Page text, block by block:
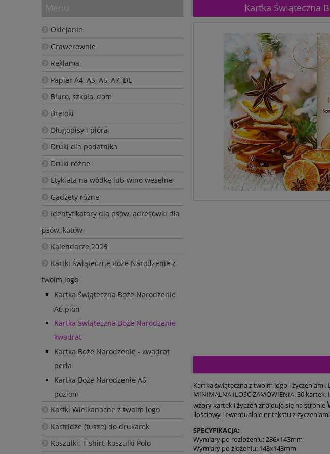
Menu
Oklejanie
Grawerownie
Reklama
Papier A4, A5, A6, A7, DL
Biuro, szkoła, dom
Breloki
Długopisy i pióra
Druki dla podatnika
Druki różne
Etykieta na wódkę lub wino weselne
Gadżety różne
Identyfikatory dla psów, adresówki dla
psów, kotów
Kalendarze 2026
Kartki Świąteczne Boże Narodzenie z
twoim logo
Kartka Świąteczna Boże Narodzenie
A6 pion
Kartka Świąteczna Boże Narodzenie
kwadrat
Kartka Boże Narodzenie - kwadrat
perła
Kartka Boże Narodzenie A6
poziom
Kartki Wielkanocne z twoim logo
Kartridże (tusze) do drukarek
Koszulki, T-shirt, koszulki Polo
Kartka Świąteczna
Kartka świąteczna z twoim logo i
MINIMALNA ILOŚĆ ZAMÓWIENIA: 30
wzory kartek i życzeń znajdują się na stronie
ilościowy i ewentualnie nr tekstu z
SPECYFIKACJA:
Wymiary po rozłożeniu: 286x143mm
Wymiary po złożeniu: 143x143mm